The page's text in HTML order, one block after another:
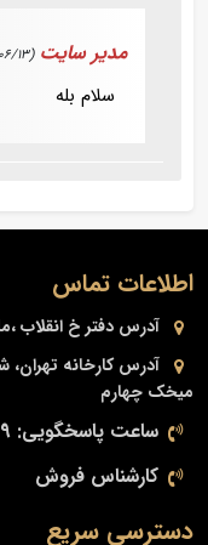
مدیر سایت (1403/06/13)
سلام بله
دسترسی سریع
اطلاعات تماس
آدرس دفتر خ انقلاب
آدرس کارخانه
میخک چهارم
ساعت پاسخگویی: 9 صبح تا 7 شب
کارشناس فروش